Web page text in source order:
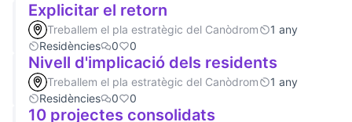
Explicitar el retorn
Treballem el pla estratègic del Canòdrom
1 any
Residències
0 0
Nivell d'implicació dels residents
Treballem el pla estratègic del Canòdrom
1 any
Residències
0 0
10 projectes consolidats